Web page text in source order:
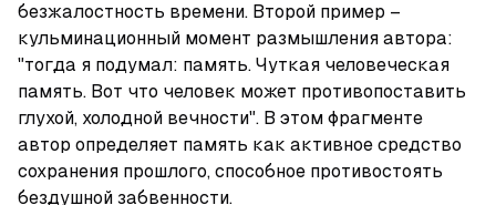
безжалостность времени. Второй пример –
кульминационный момент размышления автора:
"тогда я подумал: память. Чуткая человеческая
память. Вот что человек может противопоставить
глухой, холодной вечности". В этом фрагменте
автор определяет память как активное средство
сохранения прошлого, способное противостоять
бездушной забвенности.